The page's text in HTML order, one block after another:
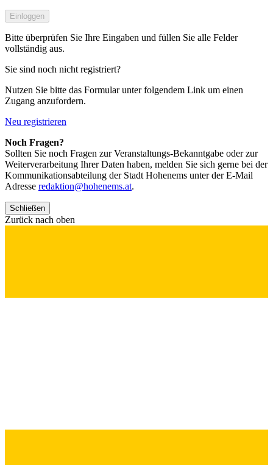
Einloggen
Bitte überprüfen Sie Ihre Eingaben und füllen Sie alle Felder
vollständig aus.
Sie sind noch nicht registriert?
Nutzen Sie bitte das Formular unter folgendem Link um einen
Zugang anzufordern.
Neu registrieren
Noch Fragen?
Sollten Sie noch Fragen zur Veranstaltungs-Bekanntgabe oder zur
Weiterverarbeitung Ihrer Daten haben, melden Sie sich gerne bei der
Kommunikationsabteilung der Stadt Hohenems unter der E-Mail
Adresse redaktion@hohenems.at.
Schließen
Zurück nach oben